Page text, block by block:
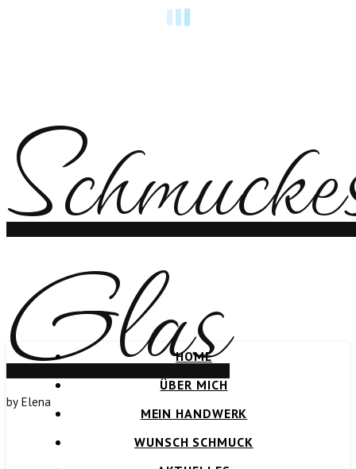
Glas
by Elena
HOME
ÜBER MICH
MEIN HANDWERK
WUNSCH SCHMUCK